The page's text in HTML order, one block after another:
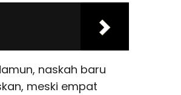
naskah baru
meski empat